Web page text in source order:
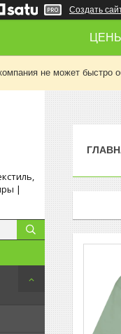
Создать
не может быстро
|